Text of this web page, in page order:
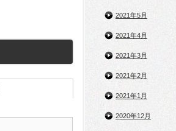
2021年5月
2021年4月
2021年3月
2021年2月
2021年1月
2020年12月